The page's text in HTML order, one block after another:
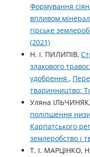
Формування
впливом
гірське
(2021)
Н. І. ПИЛИПІВ,
злакового
удобрення ,
тваринництво:
Уляна
поліпшення
Карпатського
землеробство і
Т. І. МАРЦІНКО,